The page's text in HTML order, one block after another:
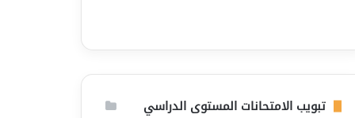
تبويب الامتحانات المستوى الدراسي